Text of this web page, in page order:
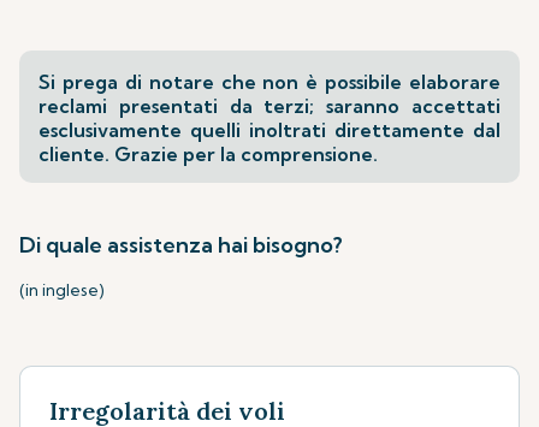
Si prega di notare che non è possibile elaborare
reclami presentati da terzi; saranno accettati
esclusivamente quelli inoltrati direttamente dal
cliente. Grazie per la comprensione.
Di quale assistenza hai bisogno?
(in inglese)
Irregolarità dei voli